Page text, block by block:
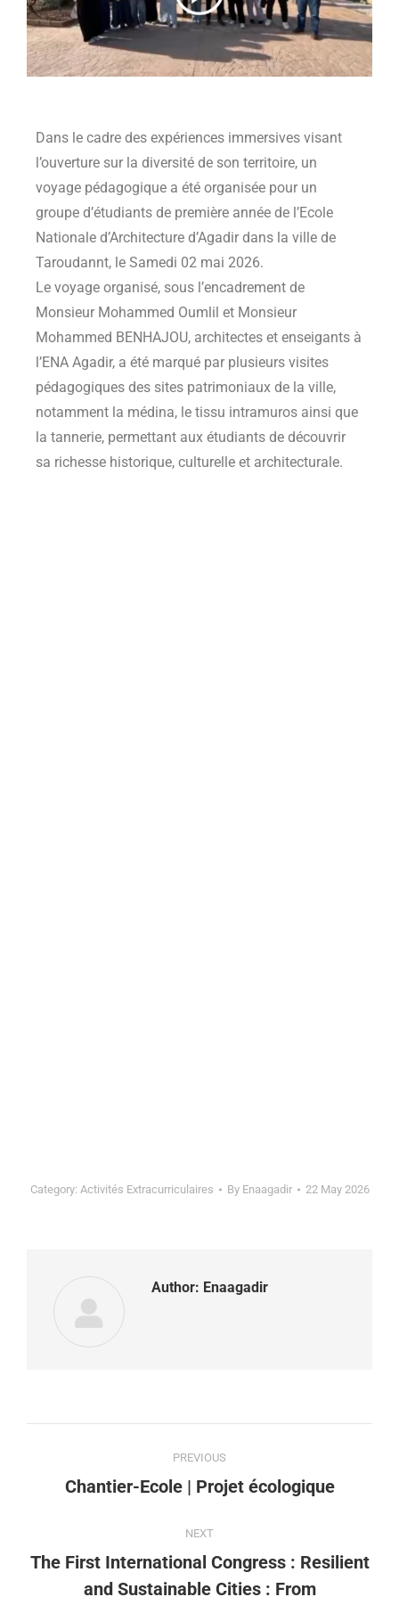
Dans le cadre des expériences immersives visant
l’ouverture sur la diversité de son territoire, un
voyage pédagogique a été organisée pour un
groupe d’étudiants de première année de l’Ecole
Nationale d’Architecture d’Agadir dans la ville de
Taroudannt, le Samedi 02 mai 2026.
Le voyage organisé, sous l’encadrement de
Monsieur Mohammed Oumlil et Monsieur
Mohammed BENHAJOU, architectes et enseigants à
l’ENA Agadir, a été marqué par plusieurs visites
pédagogiques des sites patrimoniaux de la ville,
notamment la médina, le tissu intramuros ainsi que
la tannerie, permettant aux étudiants de découvrir
sa richesse historique, culturelle et architecturale.
Category: Activités Extracurriculaires By Enaagadir 22 May 2026
Author: Enaagadir
PREVIOUS
Chantier-Ecole | Projet écologique
NEXT
The First International Congress : Resilient
and Sustainable Cities : From